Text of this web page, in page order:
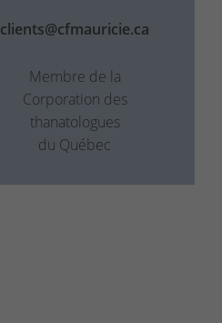
clients@cfmauricie.ca
Membre de la
Corporation des
thanatologues
du Québec